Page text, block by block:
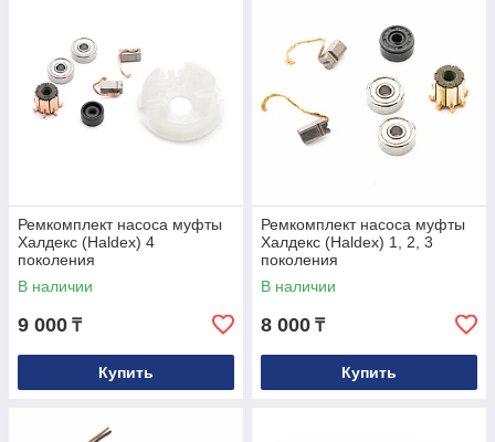
Ремкомплект насоса муфты
Халдекс (Haldex) 4
поколения
В наличии
9 000 ₸
Купить
Ремкомплект насоса муфты
Халдекс (Haldex) 1, 2, 3
поколения
В наличии
8 000 ₸
Купить